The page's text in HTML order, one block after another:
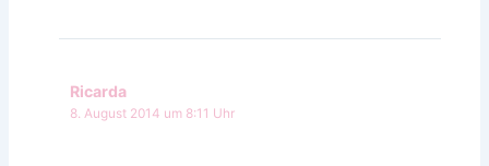
Ricarda
8. August 2014 um 8:11 Uhr